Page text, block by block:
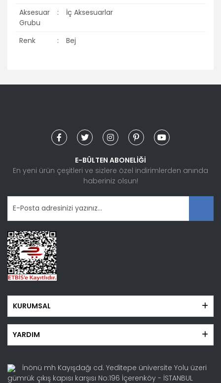
Aksesuar
Grubu
: İç Aksesuarlar
Renk : Bej
konularda yetersiz gördüğünüz noktaları öneri formunu
Ürün açıklamasında eksik bilgiler bulunuyor.
Ürün bilgilerinde hatalar bulunuyor.
Ürün fiyatı diğer sitelerden daha pahalı.
Bu ürüne benzer farklı alternatifler olmalı.
E-BÜLTEN ABONELİĞİ
En yeni ürün çeşitleri ve sizlere özel indirimlerden anında
haberiniz olsun!
KURUMSAL
YARDIM
İnönü mh Kayışdağı cd. Yeditepe üniversite Yolu üzeri
gümrük çıkış kapısı karşısı No:196 İçerenköy - İSTANBUL